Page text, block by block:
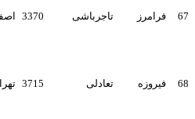
تاجرباشی 3370 اصفهان
تعادلی 3715